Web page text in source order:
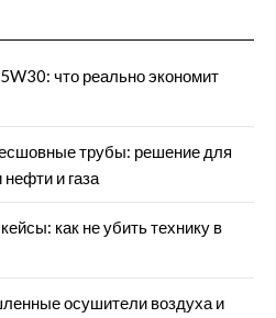
что реально экономит
трубы: решение для
и газа
как не убить технику в
осушители воздуха и